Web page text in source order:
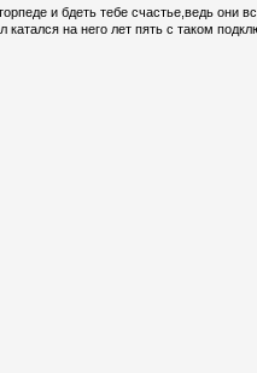
и бдеть тебе счастье,ведь они
катался на него лет пять с таком